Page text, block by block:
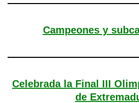
Campeones y
Celebrada la Final III
de